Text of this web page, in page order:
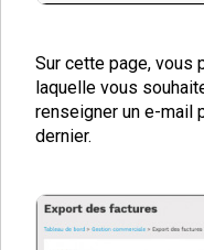
Sur cette page, vous
laquelle vous
renseigner un e-mail
dernier.